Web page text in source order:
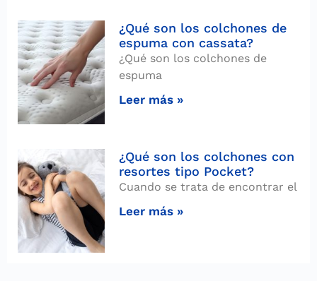
¿Qué son los colchones de
espuma con cassata?
¿Qué son los colchones de
espuma
Leer más »
¿Qué son los colchones con
resortes tipo Pocket?
Cuando se trata de encontrar el
Leer más »